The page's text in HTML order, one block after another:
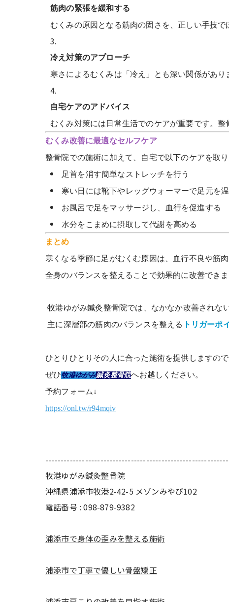
筋肉の緊張を緩和する
むくみの原因となる筋肉の固さを、正しい手技
冷え対策のアプローチ
寒さによるむくみは「冷え」とも深い関係があ
自宅ケアのアドバイス
むくみ対策には日常生活でのケアが重要です。
むくみ改善に最適なセルフケア
整骨院での施術に加えて、自宅で以下のケアを取り
足首を消す簡単なストレッチを行う
寒い日には靴下やレッグウォーマーで足元を
お風呂で足をマッサージし、血行を促進する
水分をこまめに摂取して代謝を高める
まとめ
寒くなる季節に足がむくむ原因は、血行不良や筋
全身のバランスを整えることで効果的に改善でき
牧港ゆがみ鍼灸整骨院では、なかなか改善されな
主に深層部の筋肉のバランスを整える トリガーポ
ひとりひとりその人に合った施術を提供しますの
ぜひ牧港ゆがみ鍼灸整骨院へお越しください。
予約フォーム↓
https://onl.tw/r94mqiv
牧港ゆがみ鍼灸整骨院
沖縄県浦添市牧港2-42-5 メゾンみやび102
電話番号 : 098-879-9382
浦添市で身体の歪みを整える施術
浦添市で丁寧で優しい骨盤矯正